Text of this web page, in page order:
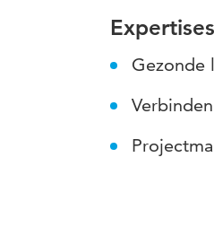
Expertises
Gezonde